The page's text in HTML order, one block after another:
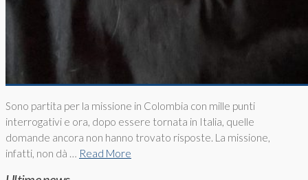
Sono partita per la missione in Colombia con mille punti
interrogativi e ora, dopo essere tornata in Italia, quelle
domande ancora non hanno trovato risposte. La missione,
infatti, non dà …
Read More